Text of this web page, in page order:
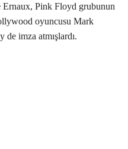
Ernaux, Pink Floyd grubunun
oyuncusu Mark
imza atmışlardı.